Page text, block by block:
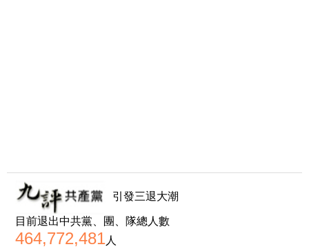
引發三退大潮
目前退出中共黨、團、隊總人數
464,772,481人